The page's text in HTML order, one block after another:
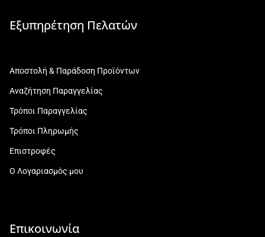
Εξυπηρέτηση Πελατών
Αποστολή & Παράδοση Προϊόντων
Αναζήτηση Παραγγελίας
Τρόποι Παραγγελίας
Τρόποι Πληρωμής
Επιστροφές
Ο Λογαριασμός μου
Επικοινωνία